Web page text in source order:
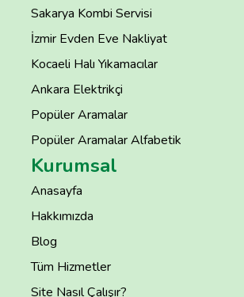
Sakarya Kombi Servisi
İzmir Evden Eve Nakliyat
Kocaeli Halı Yıkamacılar
Ankara Elektrikçi
Popüler Aramalar
Popüler Aramalar Alfabetik
Kurumsal
Anasayfa
Hakkımızda
Blog
Tüm Hizmetler
Site Nasıl Çalışır?